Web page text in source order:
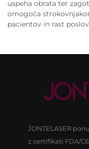
uspeha obrata ter
omogoča
pacientov in rast
JONTELASER
z certifikati FDA/